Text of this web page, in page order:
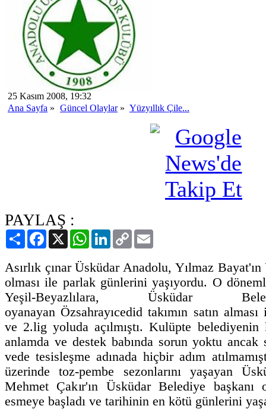
25 Kasım 2008, 19:32
Ana Sayfa » Güncel Olaylar» Yüzyıllık Çile...
PAYLAŞ :
PaylaşFacebook
X WhatsAppLinkedIn
Copy
Link
Asırlık çınar Üsküdar Anadolu, Yılmaz
olması ile parlak günlerini yaşıyordu. O
Yeşil-Beyazlılara, Üsküdar
oyanayan Özsahrayıcedid takımın satın
ve 2.lig yoluda açılmıştı. Kulüpte belediyenin
anlamda ve destek babında sorun yoktu
vede tesisleşme adınada hiçbir adım
üzerinde toz-pembe sezonlarını yaşayan
Mehmet Çakır'ın Üsküdar Belediye başkanı
esmeye başladı ve tarihinin en kötü günlerini